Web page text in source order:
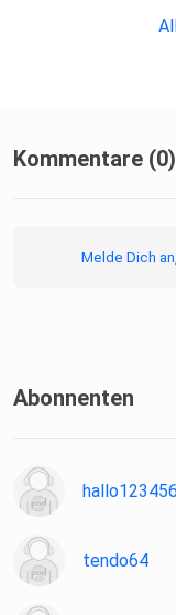
Kommentare (0)
Melde Dich
Abonnenten
hallo123456
tendo64